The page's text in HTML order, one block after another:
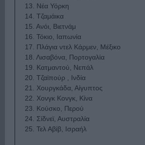
13. Νέα Υόρκη
14. Τζαμάικα
15. Ανόι, Βιετνάμ
16. Τόκιο, Ιαπωνία
17. Πλάγια ντελ Κάρμεν, Μέξικο
18. Λισαβόνα, Πορτογαλία
19. Κατμαντού, Νεπάλ
20. Τζαϊπούρ , Ινδία
21. Χουργκάδα, Αίγυπτος
22. Χονγκ Κονγκ, Κίνα
23. Κούσκο, Περού
24. Σίδνεϊ, Αυστραλία
25. Τελ Αβίβ, Ισραήλ